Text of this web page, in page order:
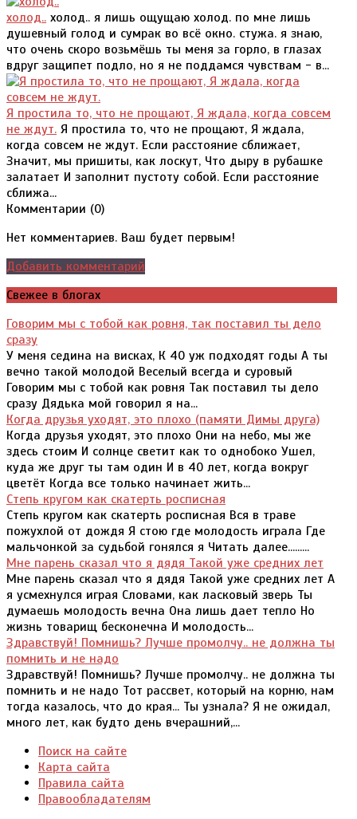
холод.. холод.. я лишь ощущаю холод. по мне лишь
душевный голод и сумрак во всё окно. стужа. я знаю,
что очень скоро возьмёшь ты меня за горло, в глазах
вдруг защипет подло, но я не поддамся чувствам - в...
Я простила то, что не прощают, Я ждала, когда совсем
не ждут. Я простила то, что не прощают, Я ждала,
когда совсем не ждут. Если расстояние сближает,
Значит, мы пришиты, как лоскут, Что дыру в рубашке
залатает И заполнит пустоту собой. Если расстояние
сближа...
Комментарии (0)
Нет комментариев. Ваш будет первым!
Добавить комментарий
Свежее в блогах
Говорим мы с тобой как ровня, так поставил ты дело
сразу
У меня седина на висках, К 40 уж подходят годы А ты
вечно такой молодой Веселый всегда и суровый
Говорим мы с тобой как ровня Так поставил ты дело
сразу Дядька мой говорил я на...
Когда друзья уходят, это плохо (памяти Димы друга)
Когда друзья уходят, это плохо Они на небо, мы же
здесь стоим И солнце светит как то однобоко Ушел,
куда же друг ты там один И в 40 лет, когда вокруг
цветёт Когда все только начинает жить...
Степь кругом как скатерть росписная
Степь кругом как скатерть росписная Вся в траве
пожухлой от дождя Я стою где молодость играла Где
мальчонкой за судьбой гонялся я Читать далее.........
Мне парень сказал что я дядя Такой уже средних лет
Мне парень сказал что я дядя Такой уже средних лет А
я усмехнулся играя Словами, как ласковый зверь Ты
думаешь молодость вечна Она лишь дает тепло Но
жизнь товарищ бесконечна И молодость...
Здравствуй! Помнишь? Лучше промолчу.. не должна ты
помнить и не надо
Здравствуй! Помнишь? Лучше промолчу.. не должна ты
помнить и не надо Тот рассвет, который на корню, нам
тогда казалось, что до края... Ты узнала? Я не ожидал,
много лет, как будто день вчерашний,...
Поиск на сайте
Карта сайта
Правила сайта
Правообладателям